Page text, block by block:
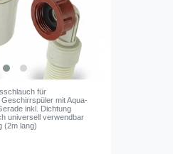
für
mit Aqua-
inkl. Dichtung
universell verwendbar
(2m lang)